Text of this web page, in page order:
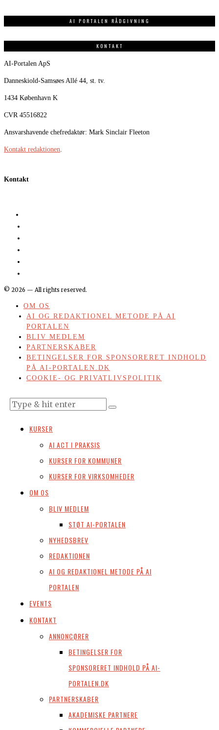
AI PORTALEN RÅDGIVNING
KONTAKT
AI-Portalen ApS
Danneskiold-Samsøes Allé 44, st. tv.
1434 København K
CVR 45516822
Ansvarshavende chefredaktør: Mark Sinclair Fleeton
Kontakt redaktionen
Kontakt
© 2026 — All rights reserved.
OM OS
AI OG REDAKTIONEL METODE PÅ AI
PORTALEN
BLIV MEDLEM
PARTNERSKABER
BETINGELSER FOR SPONSORERET INDHOLD
PÅ AI-PORTALEN.DK
COOKIE- OG PRIVATLIVSPOLITIK
KURSER
AI ACT I PRAKSIS
KURSER FOR KOMMUNER
KURSER FOR VIRKSOMHEDER
OM OS
BLIV MEDLEM
STØT AI-PORTALEN
NYHEDSBREV
REDAKTIONEN
AI OG REDAKTIONEL METODE PÅ AI
PORTALEN
EVENTS
KONTAKT
ANNONCØRER
BETINGELSER FOR
SPONSORERET INDHOLD PÅ AI-
PORTALEN.DK
PARTNERSKABER
AKADEMISKE PARTNERE